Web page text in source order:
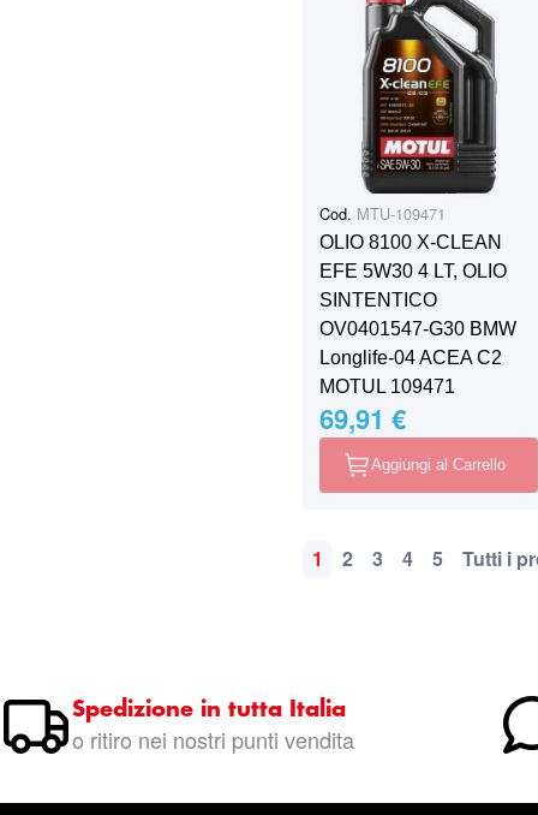
Cod. MTU-109471
OLIO 8100 X-CLEAN
EFE 5W30 4 LT, OLIO
SINTENTICO
OV0401547-G30 BMW
Longlife-04 ACEA C2
MOTUL 109471
69,91 €
Aggiungi al Carrello
Pagina
Attualmente stai
1 Pagina
2 Pagina
3 Pagina
4 Pagina
5 Tutti i
Spedizione in tutta Italia
o ritiro nei nostri punti vendita